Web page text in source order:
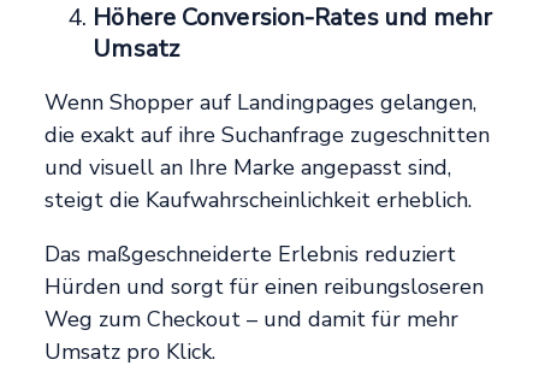
Höhere Conversion-Rates und mehr
Umsatz
Wenn Shopper auf Landingpages gelangen,
die exakt auf ihre Suchanfrage zugeschnitten
und visuell an Ihre Marke angepasst sind,
steigt die Kaufwahrscheinlichkeit erheblich.
Das maßgeschneiderte Erlebnis reduziert
Hürden und sorgt für einen reibungsloseren
Weg zum Checkout – und damit für mehr
Umsatz pro Klick.